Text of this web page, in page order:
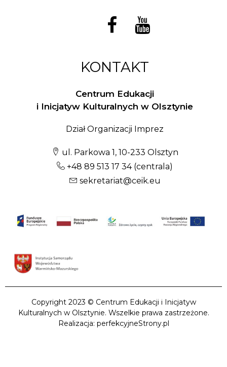
KONTAKT
Centrum Edukacji
i Inicjatyw Kulturalnych w Olsztynie
Dział Organizacji Imprez
ul. Parkowa 1, 10-233 Olsztyn
+48 89 513 17 34(centrala)
sekretariat@ceik.eu
Copyright 2023 © Centrum Edukacji i Inicjatyw
Kulturalnych w Olsztynie. Wszelkie prawa zastrzeżone.
Realizacja: perfekcyjneStrony.pl